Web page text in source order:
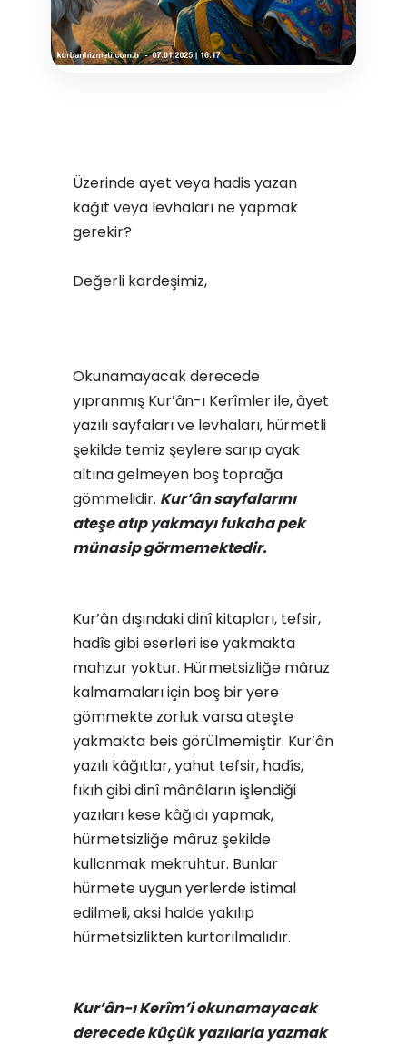
Üzerinde ayet veya hadis yazan
kağıt veya levhaları ne yapmak
gerekir?
Değerli kardeşimiz,
Okunamayacak derecede
yıpranmış Kur’ân-ı Kerîmler ile, âyet
yazılı sayfaları ve levhaları, hürmetli
şekilde temiz şeylere sarıp ayak
altına gelmeyen boş toprağa
gömmelidir. Kur’ân sayfalarını
ateşe atıp yakmayı fukaha pek
münasip görmemektedir.
Kur’ân dışındaki dinî kitapları, tefsir,
hadîs gibi eserleri ise yakmakta
mahzur yoktur. Hürmetsizliğe mâruz
kalmamaları için boş bir yere
gömmekte zorluk varsa ateşte
yakmakta beis görülmemiştir. Kur’ân
yazılı kâğıtlar, yahut tefsir, hadîs,
fıkıh gibi dinî mânâların işlendiği
yazıları kese kâğıdı yapmak,
hürmetsizliğe mâruz şekilde
kullanmak mekruhtur. Bunlar
hürmete uygun yerlerde istimal
edilmeli, aksi halde yakılıp
hürmetsizlikten kurtarılmalıdır.
Kur’ân-ı Kerîm’i okunamayacak
derecede küçük yazılarla yazmak